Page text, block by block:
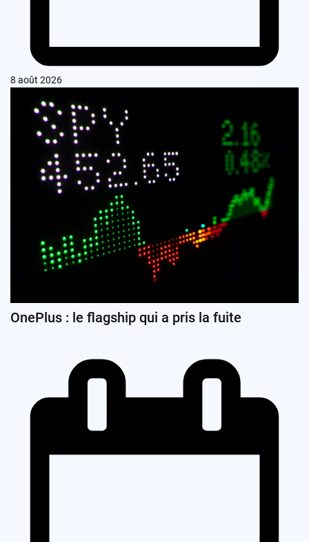
8 août 2026
OnePlus : le flagship qui a pris la fuite